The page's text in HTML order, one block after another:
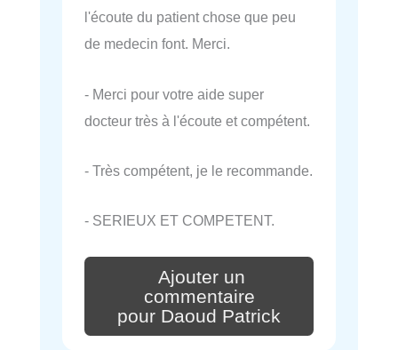
l'écoute du patient chose que peu
de medecin font. Merci.
- Merci pour votre aide super
docteur très à l'écoute et compétent.
- Très compétent, je le recommande.
- SERIEUX ET COMPETENT.
Ajouter un
commentaire
pour Daoud Patrick